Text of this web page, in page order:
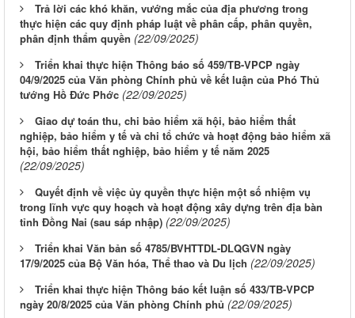
Trả lời các khó khăn, vướng mắc của địa phương trong
thực hiện các quy định pháp luật về phân cấp, phân quyền,
phân định thẩm quyền (22/09/2025)
Triển khai thực hiện Thông báo số 459/TB-VPCP ngày
04/9/2025 của Văn phòng Chính phủ về kết luận của Phó Thủ
tướng Hồ Đức Phớc (22/09/2025)
Giao dự toán thu, chi bảo hiểm xã hội, bảo hiểm thất
nghiệp, bảo hiểm y tế và chi tổ chức và hoạt động bảo hiểm xã
hội, bảo hiểm thất nghiệp, bảo hiểm y tế năm 2025
(22/09/2025)
Quyết định về việc ủy quyền thực hiện một số nhiệm vụ
trong lĩnh vực quy hoạch và hoạt động xây dựng trên địa bàn
tỉnh Đồng Nai (sau sáp nhập) (22/09/2025)
Triển khai Văn bản số 4785/BVHTTDL-DLQGVN ngày
17/9/2025 của Bộ Văn hóa, Thể thao và Du lịch (22/09/2025)
Triển khai thực hiện Thông báo kết luận số 433/TB-VPCP
ngày 20/8/2025 của Văn phòng Chính phủ (22/09/2025)